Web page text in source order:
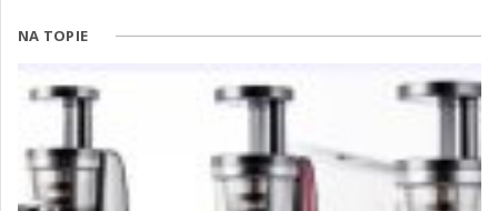
NA TOPIE